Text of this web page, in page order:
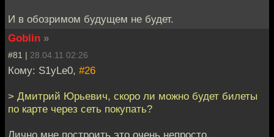
И в обозримом будущем не будет.
Goblin »
#81 | 28.04.11 02:26
Кому: S1yLe0, #26
> Дмитрий Юрьевич, скоро ли можно будет билеты
по карте через сеть покупать?